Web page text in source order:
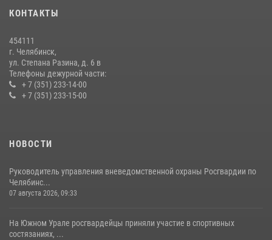
28 июля 2026, 10:38
КОНТАКТЫ
454111
г. Челябинск,
ул. Степана Разина, д. 6 в
Телефоны дежурной части:
+ 7 (351) 233-14-00
+ 7 (351) 233-15-00
НОВОСТИ
Руководитель управления вневедомственной охраны Росгвардии по
Челябинс...
07 августа 2026, 09:33
На Южном Урале росгвардейцы приняли участие в спортивных
состязаниях, ...